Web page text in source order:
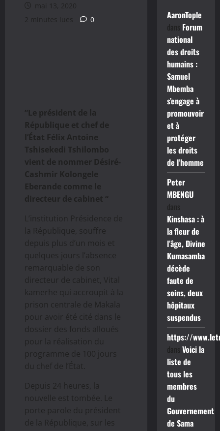
mai 13, 2020
2 minutes lues
0
“Le président de la
République et chef de
l’État Félix Antoine
Tshisekedi Tshilombo
vient de nommer Désiré-
Cashmir Kolongele
Eberande comme le
directeur de cabinet “
L’institution Présidence de
la République, souffre
depuis plus d’un mois et
quelques jours l’absence
remarquable de son
directeur de cabinet, Vital
kamerhe qui accroupit à la
prison centrale de Makala
pour avoir été cité dans le
dossier des fonds alloués
pour la réalisation du
programme de 100 jours
du chef de l’État.
Depuis 24 heures, la
nouvelle est tombée. Le
porte parole du président
de la République, sur les
AaronTople
dans Forum
national
des droits
humains :
Samuel
Mbemba
s’engage à
promouvoir
et à
protéger
les droits
de l’homme
Peter
MBENGU
dans
Kinshasa : à
la fleur de
l’âge, Divine
Kumasamba
décède
faute de
soins, deux
hôpitaux
suspendus
https://
dans Voici la
liste de
tous les
membres
du
Gouvernement
de Sama